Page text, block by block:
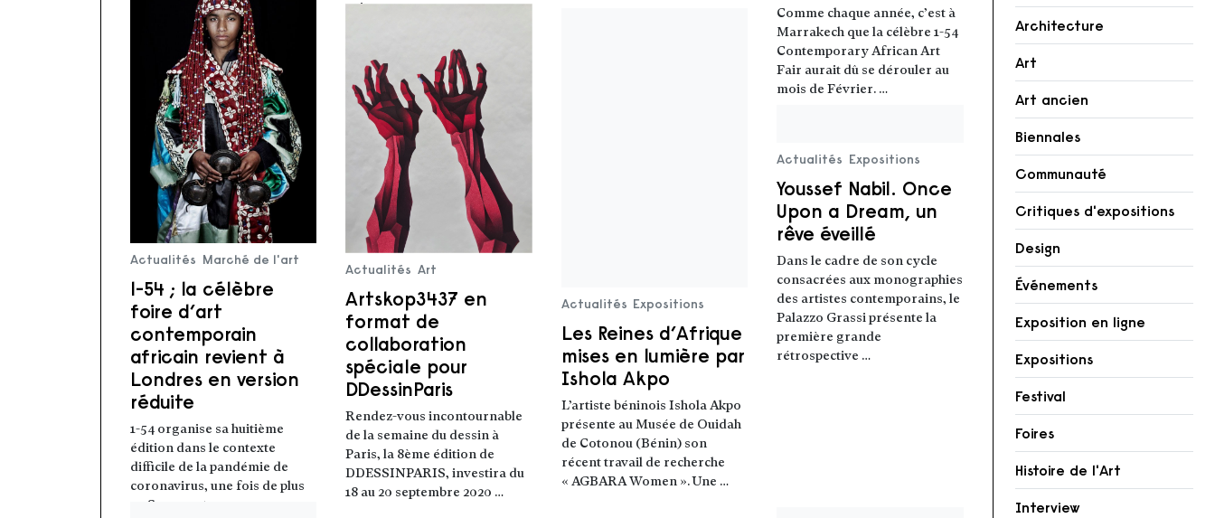
Comme chaque année, c’est à
Marrakech que la célèbre 1-54
Contemporary African Art
Fair aurait dû se dérouler au
mois de Février. …
Actualités Marché de l'art
1-54 ; la célèbre
foire d’art
contemporain
africain revient à
Londres en version
réduite
1-54 organise sa huitième
édition dans le contexte
difficile de la pandémie de
coronavirus, une fois de plus
au Somerset …
Actualités Art
Artskop3437 en
format de
collaboration
spéciale pour
DDessinParis
Rendez-vous incontournable
de la semaine du dessin à
Paris, la 8ème édition de
DDESSINPARIS, investira du
18 au 20 septembre 2020 …
Lire la suite
Actualités Expositions
Les Reines d’Afrique
mises en lumière par
Ishola Akpo
L’artiste béninois Ishola Akpo
présente au Musée de Ouidah
de Cotonou (Bénin) son
récent travail de recherche
« AGBARA Women ». Une …
Actualités Expositions
Youssef Nabil. Once
Upon a Dream, un
rêve éveillé
Dans le cadre de son cycle
consacrées aux monographies
des artistes contemporains, le
Palazzo Grassi présente la
première grande
rétrospective …
Lire la suite
Architecture
Art
Art ancien
Biennales
Communauté
Critiques d'expositions
Design
Événements
Exposition en ligne
Expositions
Festival
Foires
Histoire de l'Art
Interview